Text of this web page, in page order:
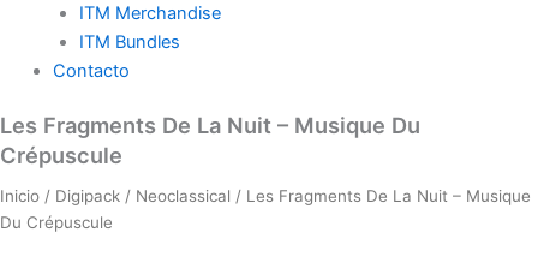
ITM Merchandise
ITM Bundles
Contacto
Les Fragments De La Nuit – Musique Du
Crépuscule
Inicio / Digipack / Neoclassical / Les Fragments De La Nuit – Musique
Du Crépuscule
Les
Fragments
De
La
Nuit